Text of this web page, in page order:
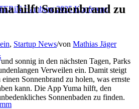
Hamburg 2025 Konferenz
hilft Sonnenbrand zu
, Startup News/von Mathias Jäger
sonnig in den nächsten Tagen, Parks
Verweilen ein. Damit steigt
Sonnenbrand zu holen, was ernste
kann. Die App Yuma hilft, den
Sonnenbaden zu finden.